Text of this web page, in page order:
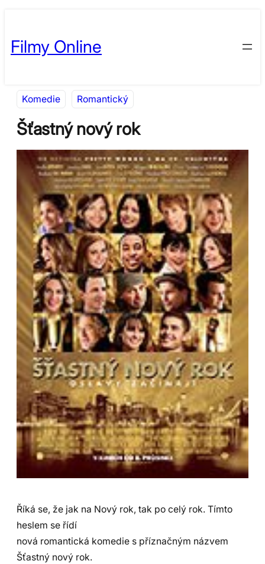
obsah
content
Filmy Online
Komedie Romantický
Šťastný nový rok
Říká se, že jak na Nový rok, tak po celý rok. Tímto
heslem se řídí
nová romantická komedie s příznačným názvem
Šťastný nový rok.